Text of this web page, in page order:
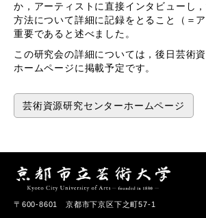
か，アーティストに直接インタビューし
方法について詳細に記録をとること（＝
重要であると述べました。
この研究会の詳細については，後日芸術
ホームページに掲載予定です。
芸術資源研究センターホームページ
〒600-8601 京都市下京区下之町57-1